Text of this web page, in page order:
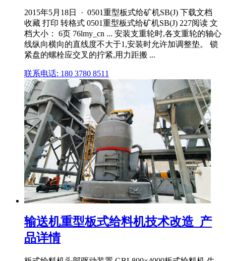
2015年5月18日 · 0501重型板式给矿机SB(J) 下载文档
收藏 打印 转格式 0501重型板式给矿机SB(J) 227阅读 文
档大小： 6页 76lmy_cn ... 安装支重轮时,各支重轮的轴心
线纵向横向的直线度不大于1,安装时允许加调整垫。 锁
紧盘的螺栓应交叉的拧紧,用力距搬 ...
联系电话: 180 3780 8511
输送机重型板式给料机技术改造_产
品详情